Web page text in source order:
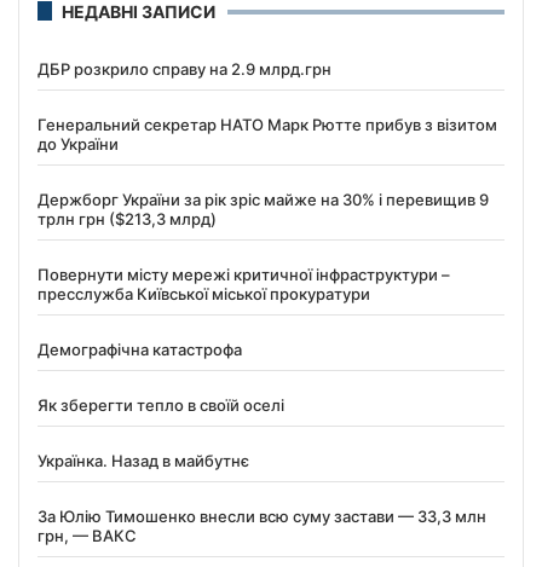
НЕДАВНІ ЗАПИСИ
ДБР розкрило справу на 2.9 млрд.грн
Генеральний секретар НАТО Марк Рютте прибув з візитом
до України
Держборг України за рік зріс майже на 30% і перевищив 9
трлн грн ($213,3 млрд)
Повернути місту мережі критичної інфраструктури –
пресслужба Київської міської прокуратури
Демографічна катастрофа
Як зберегти тепло в своїй оселі
Українка. Назад в майбутнє
За Юлію Тимошенко внесли всю суму застави — 33,3 млн
грн, — ВАКС